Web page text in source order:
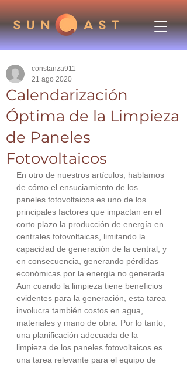
Calendarización
Óptima de la Limpieza
de Paneles
Fotovoltaicos
constanza911
21 ago 2020
En otro de nuestros artículos, hablamos
de cómo el ensuciamiento de los
paneles fotovoltaicos es uno de los
principales factores que impactan en el
corto plazo la producción de energía en
centrales fotovoltaicas, limitando la
capacidad de generación de la central, y
en consecuencia, generando pérdidas
económicas por la energía no generada.
Aun cuando la limpieza tiene beneficios
evidentes para la generación, esta tarea
involucra también costos en agua,
materiales y mano de obra. Por lo tanto,
una planificación adecuada de la
limpieza de los paneles fotovoltaicos es
una tarea relevante para el equipo de